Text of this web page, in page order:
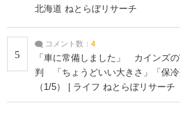
北海道 ねとらぼリサーチ
5
コメント数： 4
「車に常備しました」 カインズ
判 「ちょうどいい大きさ」「保冷
（1/5） | ライフ ねとらぼリサーチ